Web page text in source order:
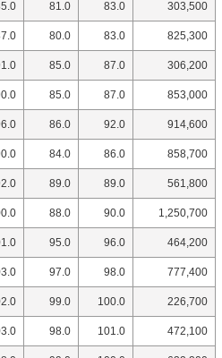
81.0 83.0 303,500
80.0 83.0 825,300
85.0 87.0 306,200
85.0 87.0 853,000
86.0 92.0 914,600
84.0 86.0 858,700
89.0 89.0 561,800
88.0 90.0 1,250,700
95.0 96.0 464,200
97.0 98.0 777,400
99.0 100.0 226,700
98.0 101.0 472,100